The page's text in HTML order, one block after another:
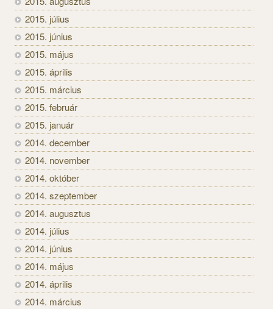
2015. július
2015. június
2015. május
2015. április
2015. március
2015. február
2015. január
2014. december
2014. november
2014. október
2014. szeptember
2014. augusztus
2014. július
2014. június
2014. május
2014. április
2014. március